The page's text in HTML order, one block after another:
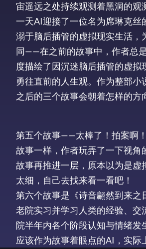
宙遥远之处持续观测着黑洞的
一天AI迎接了一位名为席琳克丝
溺于脑后插管的虚拟现实生活
同——在之前的故事中，作者总
度描绘了因沉迷脑后插管的虚
勇往直前的人生观。作为整部
之后的三个故事会朝着怎样的方
第五个故事——太棒了！拍案啊
故事一样，作者玩弄了一下视
故事再推进一层，原本以为是
太细，自己去找来看一看吧！
第六个故事是《诗音翩然到来
老院实习并学习人类的经验、
院半年内各个阶段认知与情绪
应该作为故事着眼点的AI，实